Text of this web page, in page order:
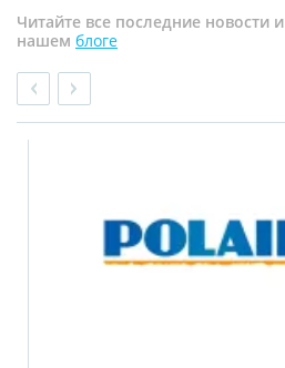
Читайте все последние новости и
нашем блоге